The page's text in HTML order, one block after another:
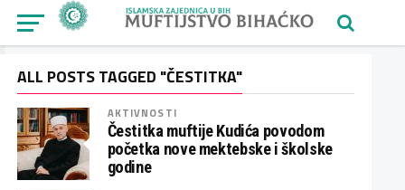
ALL POSTS TAGGED "ČESTITKA"
AKTIVNOSTI
Čestitka muftije Kudića povodom
početka nove mektebske i školske
godine